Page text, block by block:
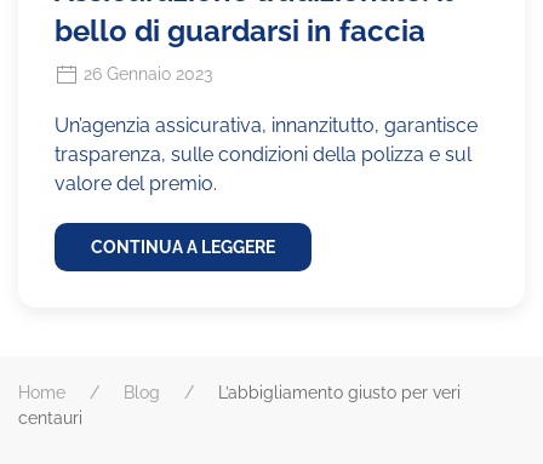
bello di guardarsi in faccia
26 Gennaio 2023
Un’agenzia assicurativa, innanzitutto, garantisce
trasparenza, sulle condizioni della polizza e sul
valore del premio.
CONTINUA A LEGGERE
Home Blog
L’abbigliamento giusto per veri
centauri